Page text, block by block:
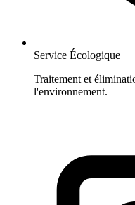
Service Écologique
Traitement et
l'environnement.